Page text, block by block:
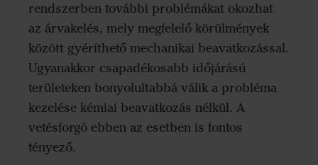
rendszerben további problémákat okozhat
az árvakelés, mely megfelelő körülmények
között gyéríthető mechanikai beavatkozással.
Ugyanakkor csapadékosabb időjárású
területeken bonyolultabbá válik a probléma
kezelése kémiai beavatkozás nélkül. A
vetésforgó ebben az esetben is fontos
tényező.